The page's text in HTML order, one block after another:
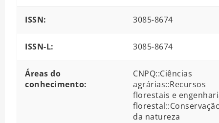
ISSN: 3085-8674
ISSN-L: 3085-8674
Áreas do
conhecimento:
CNPQ::Ciências
agrárias::Recursos
florestais e
da natureza